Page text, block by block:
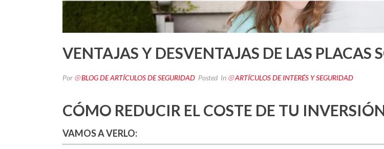
VENTAJAS Y DESVENTAJAS DE LAS PLACAS
Por ⦾ BLOG DE ARTÍCULOS DE SEGURIDAD Posted In ⦾ ARTÍCULOS DE INTERÉS Y SEGURIDAD
CÓMO REDUCIR EL COSTE DE TU
VAMOS A VERLO: